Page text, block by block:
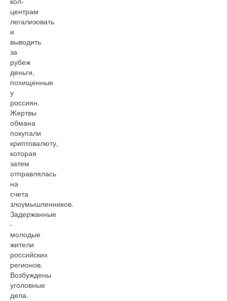
центрам
легализовать
и
выводить
за
рубеж
деньги,
похищенные
у
россиян.
Жертвы
обмана
покупали
криптовалюту,
которая
затем
отправлялась
на
счета
злоумышленников.
Задержанные
-
молодые
жители
российских
регионов.
Возбуждены
уголовные
дела.